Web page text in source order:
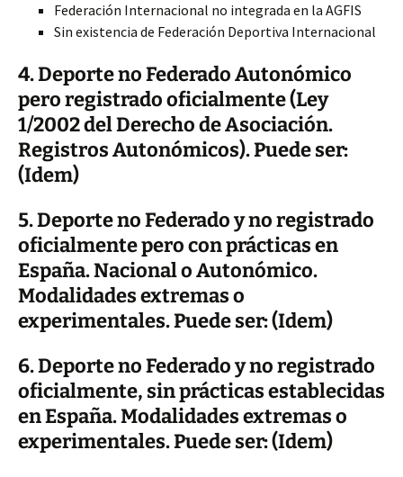
Federación Internacional no integrada en la AGFIS
Sin existencia de Federación Deportiva Internacional
4. Deporte no Federado Autonómico
pero registrado oficialmente (Ley
1/2002 del Derecho de Asociación.
Registros Autonómicos). Puede ser:
(Idem)
5. Deporte no Federado y no registrado
oficialmente pero con prácticas en
España. Nacional o Autonómico.
Modalidades extremas o
experimentales. Puede ser: (Idem)
6. Deporte no Federado y no registrado
oficialmente, sin prácticas establecidas
en España. Modalidades extremas o
experimentales. Puede ser: (Idem)